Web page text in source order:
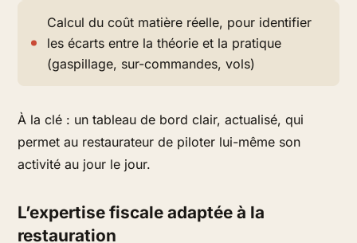
Calcul du coût matière réelle, pour identifier
les écarts entre la théorie et la pratique
(gaspillage, sur-commandes, vols)
À la clé : un tableau de bord clair, actualisé, qui
permet au restaurateur de piloter lui-même son
activité au jour le jour.
L’expertise fiscale adaptée à la
restauration